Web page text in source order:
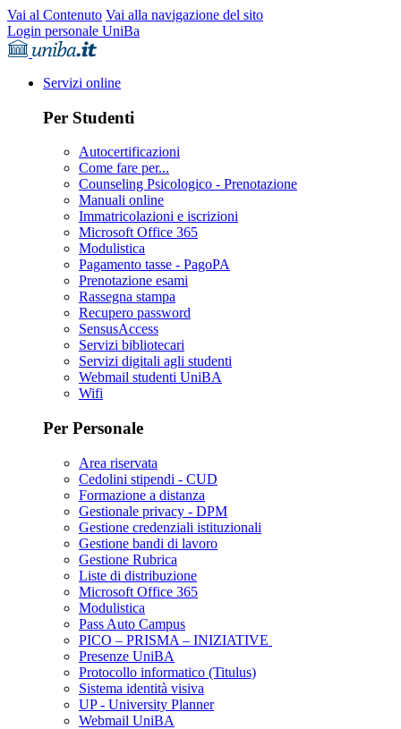
Vai al Contenuto Vai alla navigazione del sito
Login personale UniBa
Servizi online
Per Studenti
Autocertificazioni
Come fare per...
Counseling Psicologico - Prenotazione
Manuali online
Immatricolazioni e iscrizioni
Microsoft Office 365
Modulistica
Pagamento tasse - PagoPA
Prenotazione esami
Rassegna stampa
Recupero password
SensusAccess
Servizi bibliotecari
Servizi digitali agli studenti
Webmail studenti UniBA
Wifi
Per Personale
Area riservata
Cedolini stipendi - CUD
Formazione a distanza
Gestionale privacy - DPM
Gestione credenziali istituzionali
Gestione bandi di lavoro
Gestione Rubrica
Liste di distribuzione
Microsoft Office 365
Modulistica
Pass Auto Campus
PICO – PRISMA – INIZIATIVE
Presenze UniBA
Protocollo informatico (Titulus)
Sistema identità visiva
UP - University Planner
Webmail UniBA